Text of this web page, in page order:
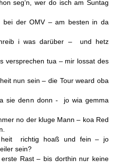
seg‘n, wer do isch am Suntag
der OMV – am besten in da
i was darüber – und hetz
versprechen tua – mir lossat des
nun sein – die Tour weard oba
sie denn donn - jo wia gemma
no der kluge Mann – koa Red
heit richtig hoaß und fein – jo
sein?
Rast – bis dorthin nur keine